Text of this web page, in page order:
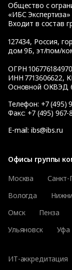
Общество с
«ИБС Экспертиза»
Входит в состав
127434, Россия,
дом 9Б, эт/пом/
ОГРН
ИНН 7713606622,
Основной ОКВЭД
Телефон: +7 (495)
Факс: +7 (495) 967-
E-mail: ibs@ibs.ru
Офисы группы
Москва
Санкт-
Вологда
Омск
Пенза
Ульяновск
Уфа
ИТ-аккредитация